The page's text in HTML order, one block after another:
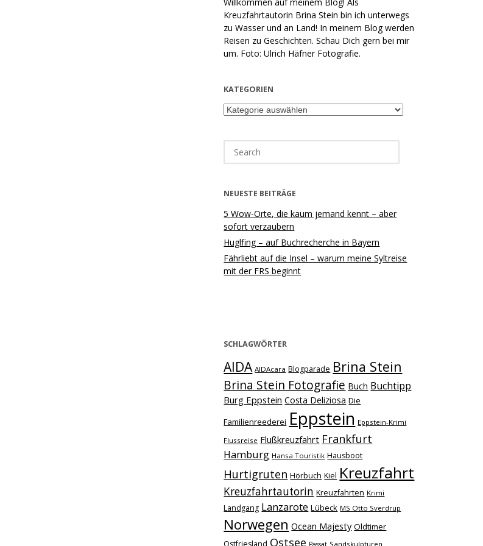
Willkommen auf meinem Blog! Als
Kreuzfahrtautorin Brina Stein bin ich unterwegs
zu Wasser und an Land! In meinem Blog werden
Reisen zu Geschichten. Schau Dich gern bei mir
um. Foto: Ulrich Häfner Fotografie.
KATEGORIEN
Kategorien
for:
NEUESTE BEITRÄGE
5 Wow-Orte, die kaum jemand kennt – aber
sofort verzaubern
Huglfing – auf Buchrecherche in Bayern
Fährliebt auf die Insel – warum meine Syltreise
mit der FRS beginnt
SCHLAGWÖRTER
AIDA AIDAcara Blogparade Brina Stein
Brina Stein Fotografie Buch Buchtipp
Burg Eppstein Costa Deliziosa Die
Familienreederei Eppstein Eppstein-Krimi
Flussreise Flußkreuzfahrt Frankfurt
Hamburg Hansa Touristik Hausboot
Hurtigruten Hörbuch Kiel Kreuzfahrt
Kreuzfahrtautorin Kreuzfahrten Krimi
Landgang Lanzarote Lübeck MS Otto Sverdrup
Norwegen Ocean Majesty Oldtimer
Ostsee Passat Sandskulpturen